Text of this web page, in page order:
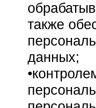
также
данных;